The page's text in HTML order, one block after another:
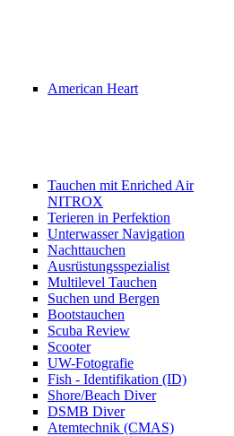
American Heart
Tauchen mit Enriched Air
NITROX
Terieren in Perfektion
Unterwasser Navigation
Nachttauchen
Ausrüstungsspezialist
Multilevel Tauchen
Suchen und Bergen
Bootstauchen
Scuba Review
Scooter
UW-Fotografie
Fish - Identifikation (ID)
Shore/Beach Diver
DSMB Diver
Atemtechnik (CMAS)